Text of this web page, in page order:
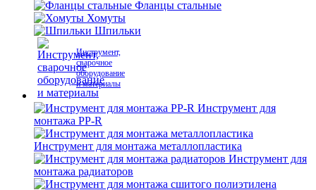
Фланцы стальные
Хомуты
Шпильки
Инструмент,
сварочное
оборудование
и материалы
Инструмент для
монтажа PP-R
Инструмент для монтажа металлопластика
Инструмент для
монтажа радиаторов